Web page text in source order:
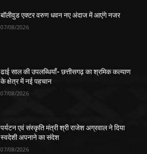
बॉलीवुड एक्टर वरुण धवन नए अंदाज में आएंगे नजर
07/08/2026
ढाई साल की उपलब्धियाँ- छत्तीसगढ़ का श्रमिक कल्याण
के क्षेत्र में नई पहचान
07/08/2026
पर्यटन एवं संस्कृति मंत्री श्री राजेश अग्रवाल ने दिया
स्वदेशी अपनाने का संदेश
07/08/2026